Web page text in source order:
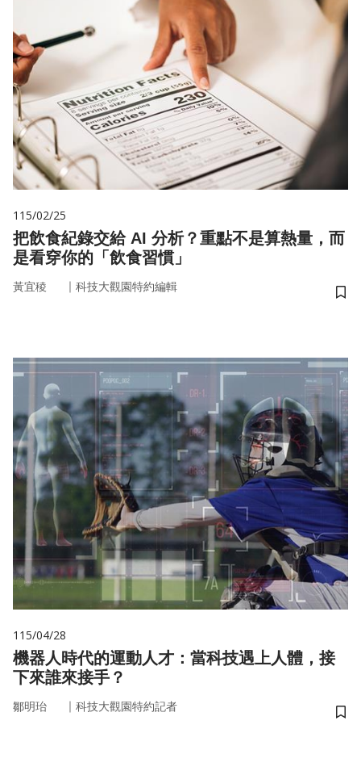
115/02/25
把飲食紀錄交給 AI 分析？重點不是算熱量，而
是看穿你的「飲食習慣」
黃宜稜 ｜ 科技大觀園特約編輯
儲
115/04/28
機器人時代的運動人才：當科技遇上人體，接
下來誰來接手？
鄒明珆 ｜ 科技大觀園特約記者
儲